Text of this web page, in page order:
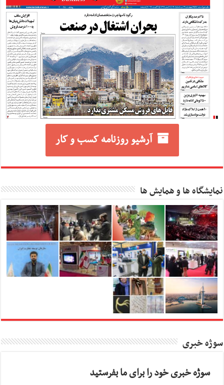
آرشیو روزنامه کسب و کار
نمایشگاه ها و همایش ها
سوژه خبری
سوژه خبری خود را برای ما بفرستید